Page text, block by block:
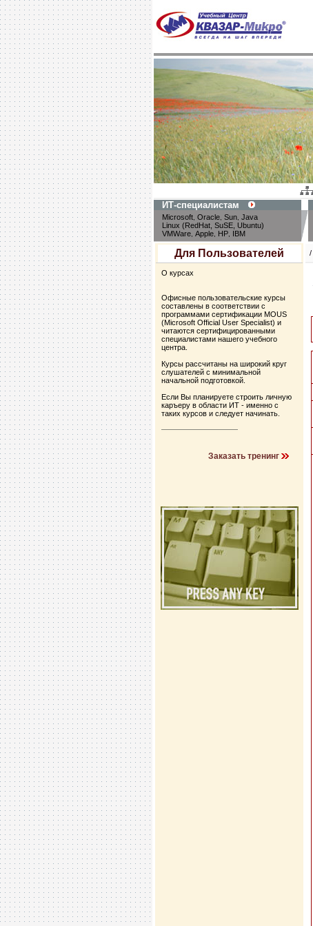
ИТ-специалистам
Microsoft Oracle Sun Java
Linux (RedHat, SuSE, Ubuntu)
VMWare Apple HP IBM
Для Пользователей
О курсах
Офисные пользовательские курсы
составлены в соответствии с
программами сертификации MOUS
(Microsoft Official User Specialist) и
читаются сертифицированными
специалистами нашего учебного
центра.
Курсы рассчитаны на широкий круг
слушателей с минимальной
начальной подготовкой.
Если Вы планируете строить личную
каръеру в области ИТ - именно с
таких курсов и следует начинать.
Заказать тренинг
/